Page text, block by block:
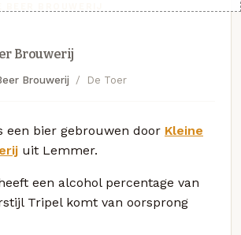
Brouwerij
Brouwerij De Toer
een bier gebrouwen door Kleine
uit Lemmer.
een alcohol percentage van
Tripel komt van oorsprong